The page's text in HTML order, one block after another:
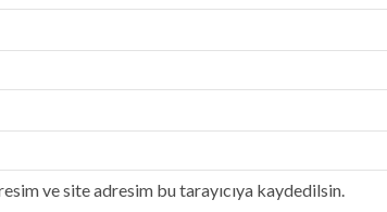
ve site adresim bu tarayıcıya kaydedilsin.